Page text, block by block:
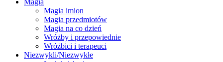
Magia
Magia imion
Magia przedmiotów
Magia na co dzień
Wróżby i przepowiednie
Wróżbici i terapeuci
Niezwykli/Niezwykłe